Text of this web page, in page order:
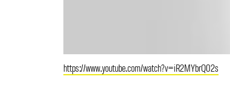
https://www.youtube.com/watch?v=iR2MYbrQ02s